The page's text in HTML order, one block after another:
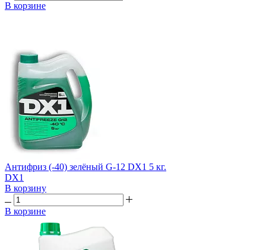
В корзине
Антифриз (-40) зелёный G-12 DX1 5 кг.
DX1
В корзину
В корзине